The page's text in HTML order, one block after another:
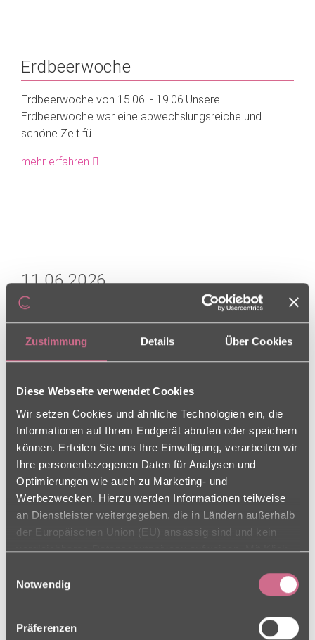
Zustimmung Details Über Cookies
Diese Webseite verwendet Cookies
Wir setzen Cookies und ähnliche Technologien ein, die
Informationen auf Ihrem Endgerät abrufen oder speichern
können. Erteilen Sie uns Ihre Einwilligung, verarbeiten wir
Ihre personenbezogenen Daten für Analysen und
Optimierungen wie auch zu Marketing- und
Werbezwecken. Hierzu werden Informationen teilweise
an Dienstleister weitergegeben, die in Ländern außerhalb
der Europäischen Union (EU) ansässig sind und kein
vergleichbares Datenschutzniveau aufweisen. Mit Klick
Verwendung als auch der Drittstaatenübermittlung zu.
Ihre Einwilligung können Sie jederzeit in den Cookie-
Einstellungen, in denen Sie auch weitere Details zu
unseren Cookies finden, widerrufen oder abstufen.
Notwendig
Präferenzen
Erdbeerwoche
Erdbeerwoche von 15.06. - 19.06.Unsere
Erdbeerwoche war eine abwechslungsreiche und
schöne Zeit fü...
mehr erfahren
11.06.2026
Schülercafé am 11.06.
Am 11.06. haben wir gemeinsam mit den Bewohnern
zum ersten Mal das Schülercafé in der Georg-...
mehr erfahren